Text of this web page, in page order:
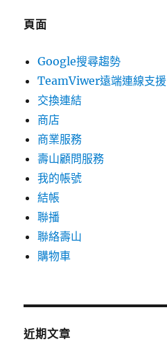
頁面
Google搜尋趨勢
TeamViwer遠端連線支援
交換連結
商店
商業服務
壽山顧問服務
我的帳號
結帳
聯播
聯絡壽山
購物車
近期文章